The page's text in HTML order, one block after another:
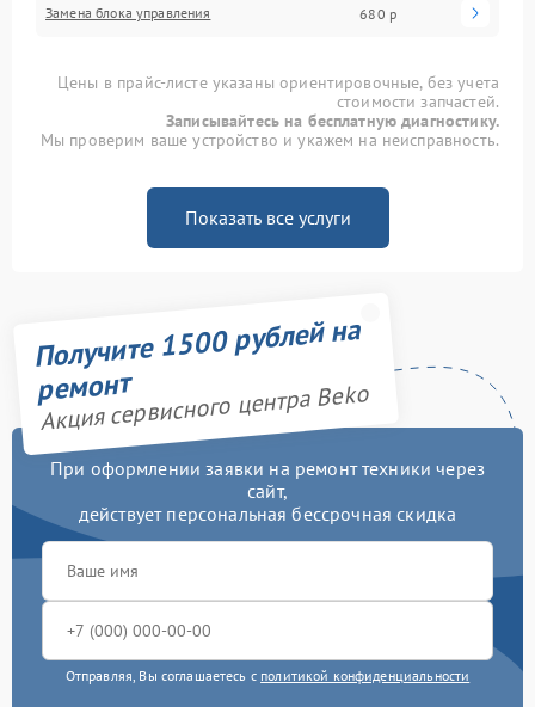
Замена блока управления 680 р
Цены в прайс-листе указаны ориентировочные, без учета
стоимости запчастей.
Записывайтесь на бесплатную диагностику.
Мы проверим ваше устройство и укажем на неисправность.
Показать все услуги
Получите 1500 рублей на
ремонт
Акция сервисного центра Beko
При оформлении заявки на ремонт техники через
сайт,
действует персональная бессрочная скидка
Отправляя, Вы соглашаетесь с политикой конфиденциальности